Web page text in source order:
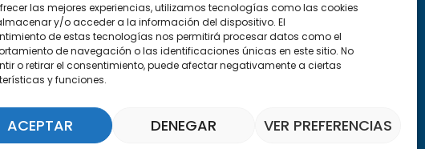
las mejores experiencias, utilizamos tecnologías como las cookies
y/o acceder a la información del dispositivo. El
de estas tecnologías nos permitirá procesar datos como el
de navegación o las identificaciones únicas en este sitio. No
o retirar el consentimiento, puede afectar negativamente a ciertas
y funciones.
ACEPTAR DENEGAR VER PREFERENCIAS